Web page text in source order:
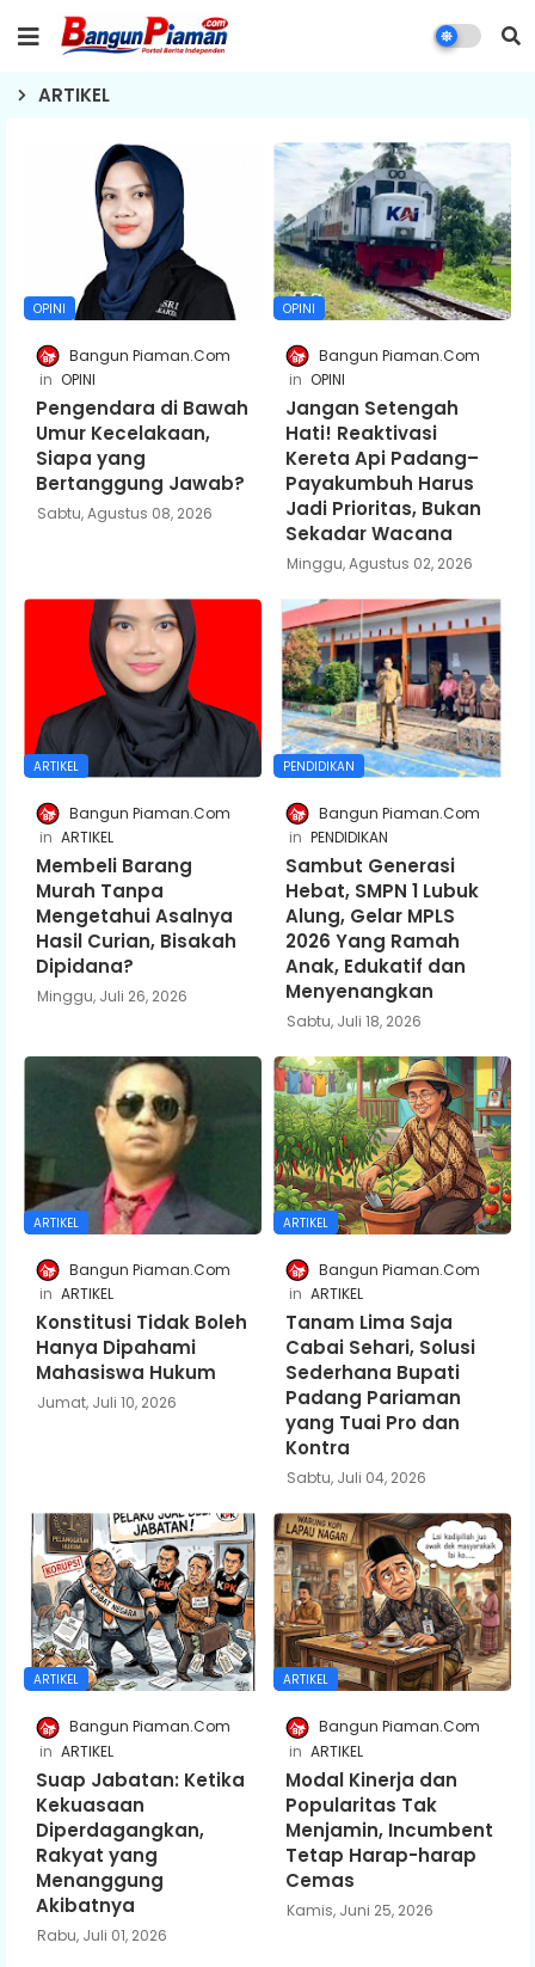
ARTIKEL
OPINI
Bangun Piaman.Com
OPINI
Pengendara di Bawah
Umur Kecelakaan,
Siapa yang
Bertanggung Jawab?
Sabtu, Agustus 08, 2026
OPINI
Bangun Piaman.Com
OPINI
Jangan Setengah
Hati! Reaktivasi
Kereta Api Padang–
Payakumbuh Harus
Jadi Prioritas, Bukan
Sekadar Wacana
Minggu, Agustus 02, 2026
ARTIKEL
Bangun Piaman.Com
ARTIKEL
Membeli Barang
Murah Tanpa
Mengetahui Asalnya
Hasil Curian, Bisakah
Dipidana?
Minggu, Juli 26, 2026
PENDIDIKAN
Bangun Piaman.Com
PENDIDIKAN
Sambut Generasi
Hebat, SMPN 1 Lubuk
Alung, Gelar MPLS
2026 Yang Ramah
Anak, Edukatif dan
Menyenangkan
Sabtu, Juli 18, 2026
ARTIKEL
Bangun Piaman.Com
ARTIKEL
Konstitusi Tidak Boleh
Hanya Dipahami
Mahasiswa Hukum
Jumat, Juli 10, 2026
ARTIKEL
Bangun Piaman.Com
ARTIKEL
Tanam Lima Saja
Cabai Sehari, Solusi
Sederhana Bupati
Padang Pariaman
yang Tuai Pro dan
Kontra
Sabtu, Juli 04, 2026
ARTIKEL
Bangun Piaman.Com
ARTIKEL
Suap Jabatan: Ketika
Kekuasaan
Diperdagangkan,
Rakyat yang
Menanggung
Akibatnya
Rabu, Juli 01, 2026
ARTIKEL
Bangun Piaman.Com
ARTIKEL
Modal Kinerja dan
Popularitas Tak
Menjamin, Incumbent
Tetap Harap-harap
Cemas
Kamis, Juni 25, 2026